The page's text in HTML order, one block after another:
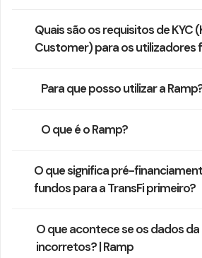
Quais são os requisitos de KYC
Customer) para os utilizadores
Para que posso utilizar a
O que é o Ramp?
O que significa pré-
fundos para a TransFi primeiro?
O que acontece se os dados
incorretos? | Ramp